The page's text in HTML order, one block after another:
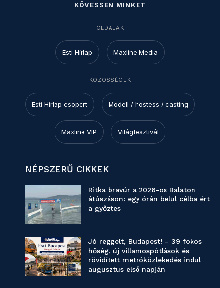
KÖVESSEN MINKET
OLDALAK
Esti Hírlap Maxline Media
KÖZÖSSÉGEK
Esti Hírlap csoport Modell / hostess / casting
Maxline VIP Világfesztivál
NÉPSZERŰ CIKKEK
Ritka bravúr a 2026-os Balaton
átúszáson: egy órán belül célba ért
a győztes
Jó reggelt, Budapest! – 39 fokos
hőség, új villamospótlások és
rövidített metróközlekedés indul
augusztus első napján